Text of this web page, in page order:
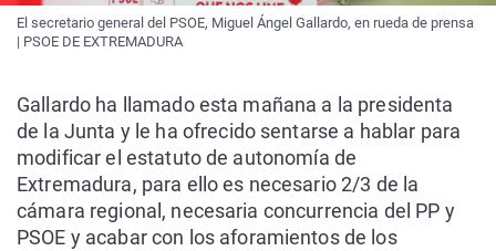
El secretario general del PSOE, Miguel Ángel Gallardo, en rueda de prensa
| PSOE DE EXTREMADURA
Gallardo ha llamado esta mañana a la presidenta
de la Junta y le ha ofrecido sentarse a hablar para
modificar el estatuto de autonomía de
Extremadura, para ello es necesario 2/3 de la
cámara regional, necesaria concurrencia del PP y
PSOE y acabar con los aforamientos de los